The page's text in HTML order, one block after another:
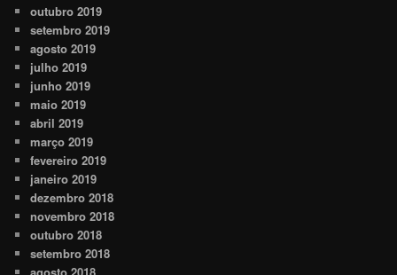
outubro 2019
setembro 2019
agosto 2019
julho 2019
junho 2019
maio 2019
abril 2019
março 2019
fevereiro 2019
janeiro 2019
dezembro 2018
novembro 2018
outubro 2018
setembro 2018